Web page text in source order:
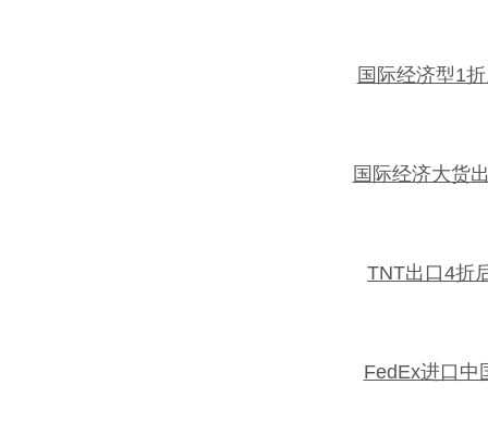
国际经济型1
国际经济大货
TNT出口4折
FedEx进口中